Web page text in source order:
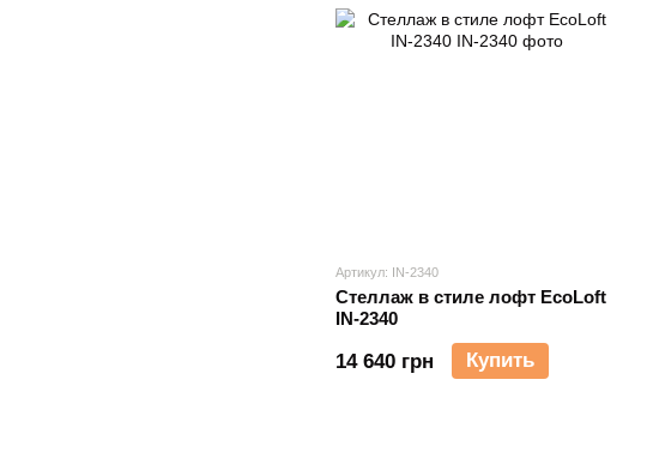
Артикул: IN-2340
Стеллаж в стиле лофт EcoLoft
IN-2340
14 640 грн Купить